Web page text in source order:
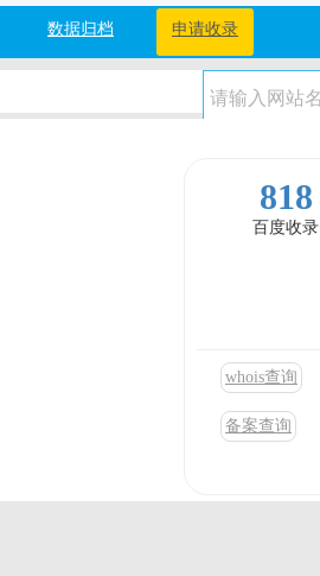
数据归档 申请收录
818
百度收录
whois查询
备案查询